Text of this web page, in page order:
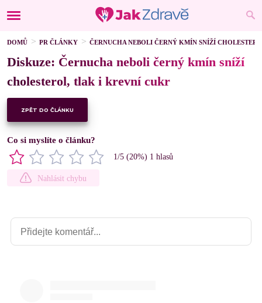
DOMŮ PR ČLÁNKY ČERNUCHA NEBOLI ČERNÝ KMÍN SNÍŽÍ
Diskuze: Černucha neboli černý kmín sníží
cholesterol, tlak i krevní cukr
ZPĚT DO ČLÁNKU
Co si myslíte o článku?
1/5 (20%) 1 hlasů
Nahlásit chybu